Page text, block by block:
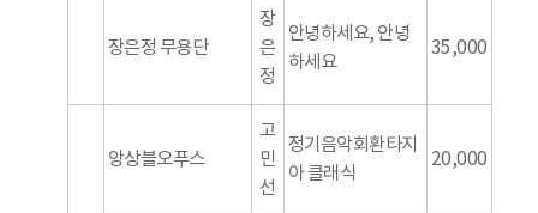
장은정 무용단
장
은
정
안녕하세요, 안녕
하세요
35,000
앙상블오푸스
고
민
선
정기음악회환타지
아 클래식
20,000